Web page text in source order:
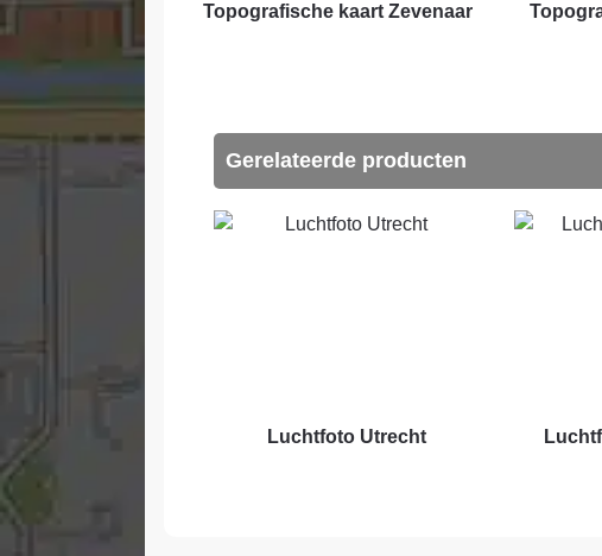
Topografische kaart Zevenaar
Gerelateerde producten
Luchtfoto Utrecht